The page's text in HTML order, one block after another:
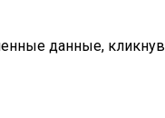
данные, кликнув